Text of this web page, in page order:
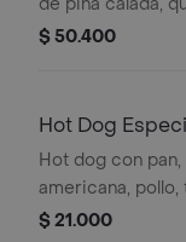
salsa de la casa.
$ 50.400
Hot Dog
Hot dog con
americana,
piña calada,
$ 21.000